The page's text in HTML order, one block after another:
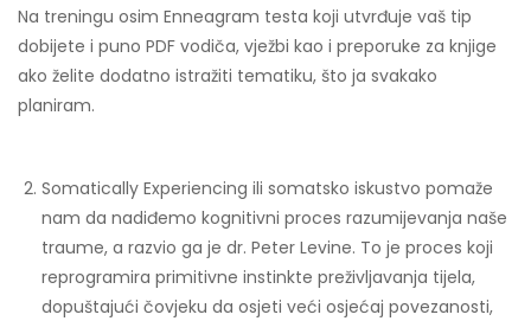
Na treningu osim Enneagram testa koji utvrđuje vaš tip
dobijete i puno PDF vodiča, vježbi kao i preporuke za knjige
ako želite dodatno istražiti tematiku, što ja svakako
planiram.
Somatically Experiencing ili somatsko iskustvo pomaže
nam da nadiđemo kognitivni proces razumijevanja naše
traume, a razvio ga je dr. Peter Levine. To je proces koji
reprogramira primitivne instinkte preživljavanja tijela,
dopuštajući čovjeku da osjeti veći osjećaj povezanosti,